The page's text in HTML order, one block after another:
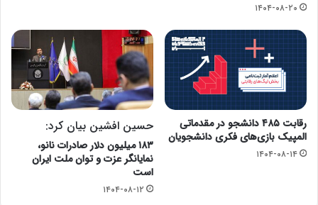
۱۴۰۴-۰۸-۲۰
رقابت ۴۸۵ دانشجو در مقدماتی
المپیک بازی‌های فکری دانشجویان
۱۴۰۴-۰۸-۱۴
حسین افشین بیان کرد:
۱۸۳ میلیون دلار صادرات نانو،
نمایانگر عزت و توان ملت ایران
است
۱۴۰۴-۰۸-۱۲